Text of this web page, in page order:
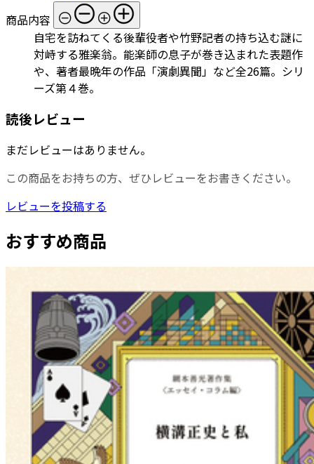
商品内容
自宅を訪ねてくる後輩役者や竹野記者の持ち込む謎に
対峙する雅楽翁。能楽師の息子が巻き込まれた表題作
や、著者最晩年の作品「演劇異聞」など全26篇。シリ
ーズ第４巻。
読後レビュー
まだレビューはありません。
この商品をお持ちの方、ぜひレビューをお書きください。
レビューを投稿する
おすすめ商品